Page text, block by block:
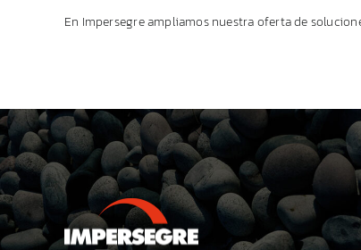
En Impersegre ampliamos nuestra oferta de